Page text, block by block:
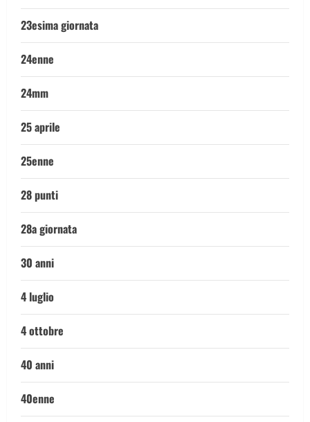
23esima giornata
24enne
24mm
25 aprile
25enne
28 punti
28a giornata
30 anni
4 luglio
4 ottobre
40 anni
40enne